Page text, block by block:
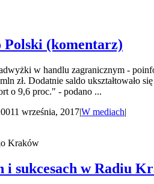
Polski (komentarz)
w handlu zagranicznym -
zł. Dodatnie saldo ukształtowało
o 9,6 proc." - podano ...
11 września, 2017|W mediach|
i sukcesach w Radiu